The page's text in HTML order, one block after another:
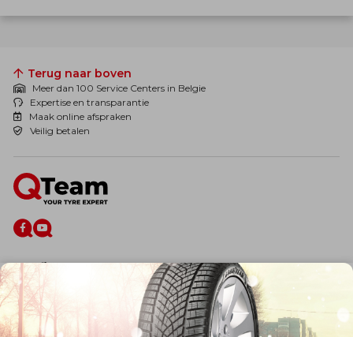
Terug naar boven
Meer dan 100 Service Centers in Belgie
Expertise en transparantie
Maak online afspraken
Veilig betalen
De firma
Wie zijn wij?
Blog
Onze dienstverlening